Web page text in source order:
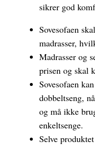
sikrer god
Sovesofaen
madrasser,
Madrasser og
prisen og skal
Sovesofaen
dobbeltseng,
og må ikke
enkeltsenge.
Selve